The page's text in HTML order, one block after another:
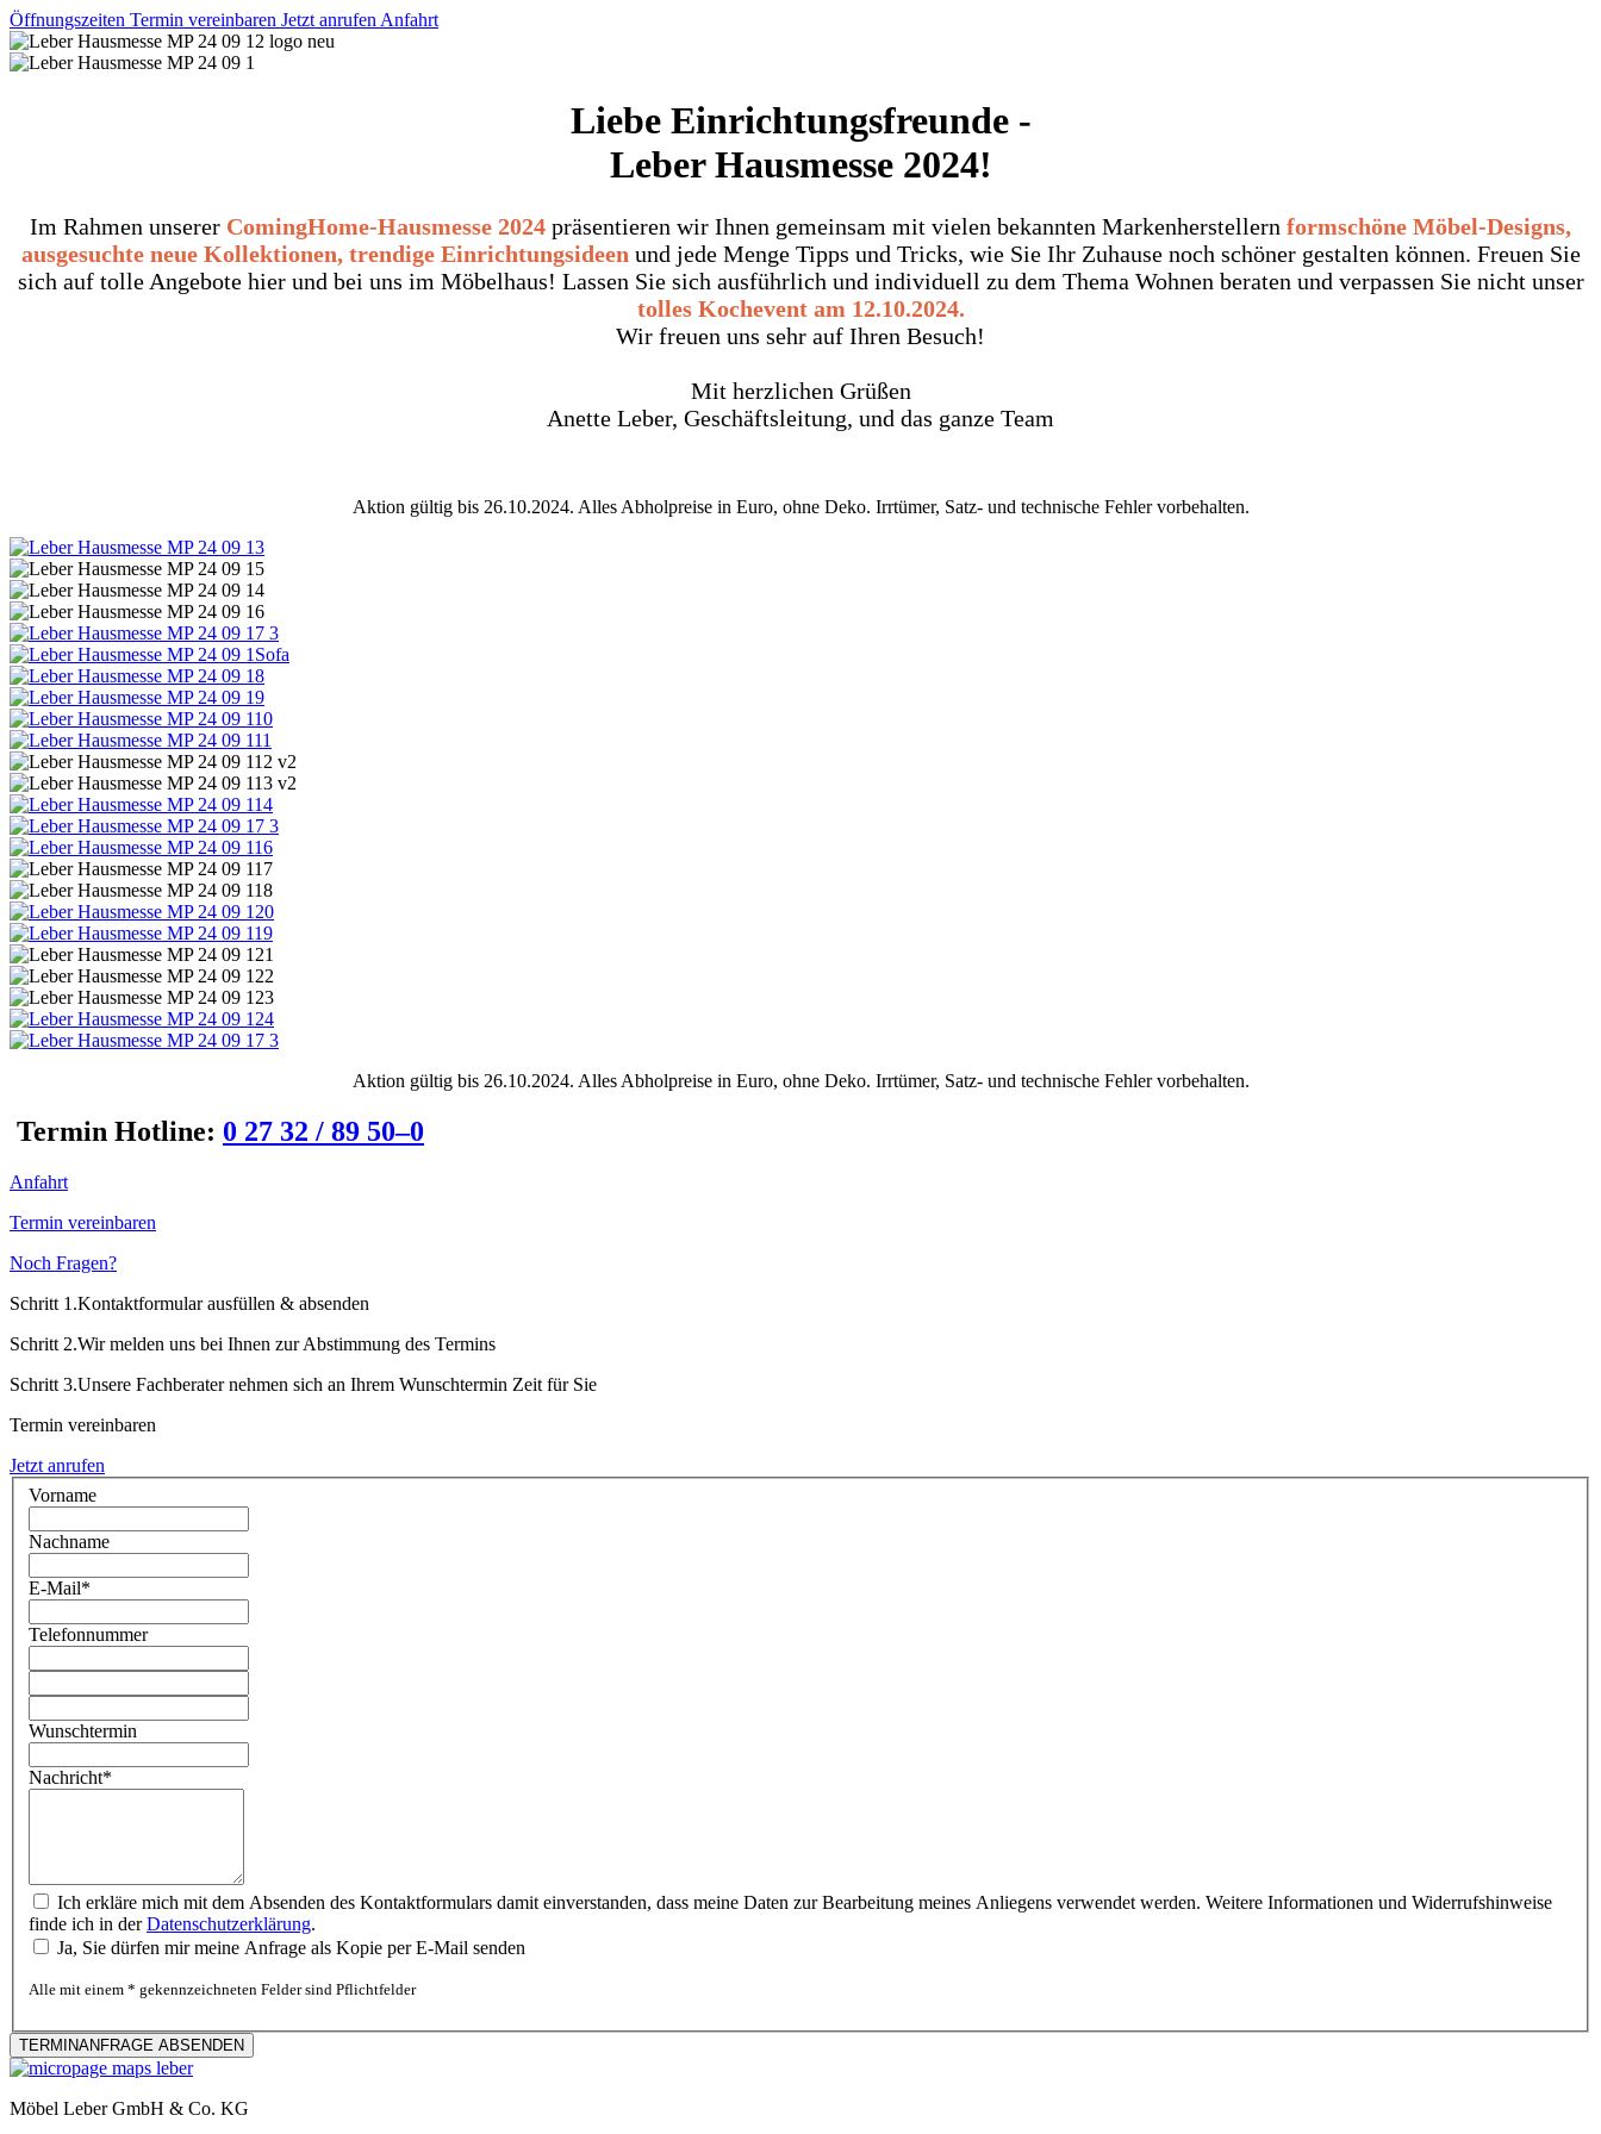
Öffnungszeiten Termin vereinbaren Jetzt anrufen Anfahrt
Liebe Einrichtungsfreunde -
Leber Hausmesse 2024!
Im Rahmen unserer ComingHome-Hausmesse 2024 präsentieren wir Ihnen gemeinsam mit vielen bekannten Markenherstellern formschöne Möbel-Designs,
ausgesuchte neue Kollektionen, trendige Einrichtungsideen und jede Menge Tipps und Tricks, wie Sie Ihr Zuhause noch schöner gestalten können. Freuen Sie
sich auf tolle Angebote hier und bei uns im Möbelhaus! Lassen Sie sich ausführlich und individuell zu dem Thema Wohnen beraten und verpassen Sie nicht unser
tolles Kochevent am 12.10.2024.
Wir freuen uns sehr auf Ihren Besuch!
Mit herzlichen Grüßen
Anette Leber, Geschäftsleitung, und das ganze Team
Aktion gültig bis 26.10.2024. Alles Abholpreise in Euro, ohne Deko. Irrtümer, Satz- und technische Fehler vorbehalten.
Aktion gültig bis 26.10.2024. Alles Abholpreise in Euro, ohne Deko. Irrtümer, Satz- und technische Fehler vorbehalten.
Termin Hotline: 0 27 32 / 89 50–0
Anfahrt
Termin vereinbaren
Noch Fragen?
Schritt 1.Kontaktformular ausfüllen & absenden
Schritt 2.Wir melden uns bei Ihnen zur Abstimmung des Termins
Schritt 3.Unsere Fachberater nehmen sich an Ihrem Wunschtermin Zeit für Sie
Termin vereinbaren
Jetzt anrufen
Vorname
Nachname
E-Mail*
Telefonnummer
Wunschtermin
Nachricht*
Ich erkläre mich mit dem Absenden des Kontaktformulars damit einverstanden, dass meine Daten zur Bearbeitung meines Anliegens verwendet werden. Weitere Informationen und Widerrufshinweise
finde ich in derDatenschutzerklärung.
Ja, Sie dürfen mir meine Anfrage als Kopie per E-Mail senden
Alle mit einem * gekennzeichneten Felder sind Pflichtfelder
Möbel Leber GmbH & Co. KG